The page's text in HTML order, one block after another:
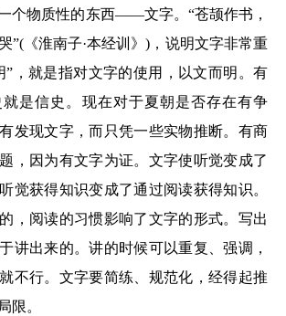
个物质性的东西——文字。“苍颉作书，
”(《淮南子·本经训》)，说明文字非常重
”，就是指对文字的使用，以文而明。有
是信史。现在对于夏朝是否存在有争
发现文字，而只凭一些实物推断。有商
，因为有文字为证。文字使听觉变成了
觉获得知识变成了通过阅读获得知识。
，阅读的习惯影响了文字的形式。写出
讲出来的。讲的时候可以重复、强调，
不行。文字要简练、规范化，经得起推
限。